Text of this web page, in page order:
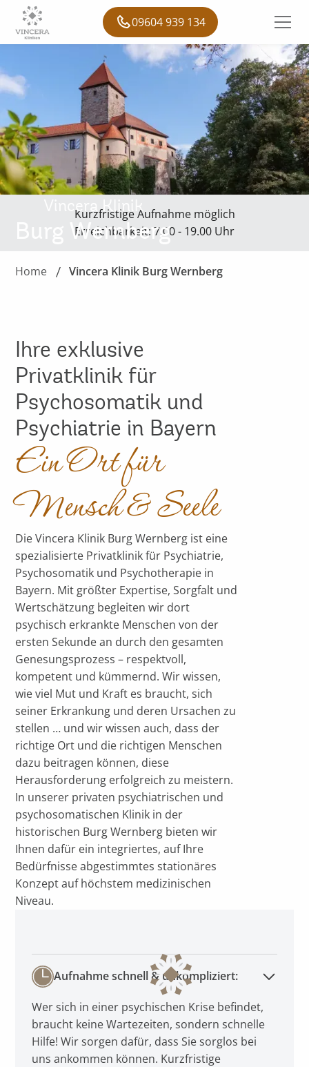
09604 939 134
Vincera Klinik
Burg Wernberg
Kurzfristige Aufnahme möglich
Erreichbarkeit: 7.00 - 19.00 Uhr
Home Vincera Klinik Burg Wernberg
Ihre exklusive
Privatklinik für
Psychosomatik und
Psychiatrie in Bayern
Ein Ort für
Mensch & Seele
Die Vincera Klinik Burg Wernberg ist eine
spezialisierte Privatklinik für Psychiatrie,
Psychosomatik und Psychotherapie in
Bayern. Mit größter Expertise, Sorgfalt und
Wertschätzung begleiten wir dort
psychisch erkrankte Menschen von der
ersten Sekunde an durch den gesamten
Genesungsprozess – respektvoll,
kompetent und kümmernd. Wir wissen,
wie viel Mut und Kraft es braucht, sich
seiner Erkrankung und deren Ursachen zu
stellen … und wir wissen auch, dass der
richtige Ort und die richtigen Menschen
dazu beitragen können, diese
Herausforderung erfolgreich zu meistern.
In unserer privaten psychiatrischen und
psychosomatischen Klinik in der
historischen Burg Wernberg bieten wir
Ihnen dafür ein integriertes, auf Ihre
Bedürfnisse abgestimmtes stationäres
Konzept auf höchstem medizinischen
Niveau.
Aufnahme schnell & unkompliziert:
Wer sich in einer psychischen Krise befindet,
braucht keine Wartezeiten, sondern schnelle
Hilfe! Wir sorgen dafür, dass Sie sorglos bei
uns ankommen können. Kurzfristige